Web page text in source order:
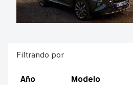
Filtrando por
Año
Modelo